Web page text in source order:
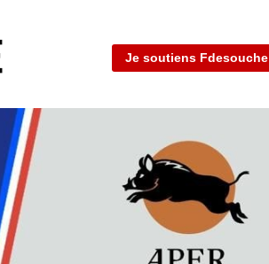
Je soutiens Fdesouche